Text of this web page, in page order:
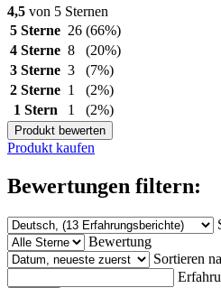
4,5 von 5 Sternen
5 Sterne 26 (66%)
4 Sterne 8
(20%)
3 Sterne 3
(7%)
2 Sterne 1
(2%)
1 Stern
1 (2%)
Produkt bewerten
Produkt kaufen
Bewertungen filtern:
Bewertung
Sortieren